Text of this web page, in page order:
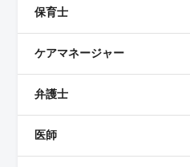
保育士
ケアマネージャー
弁護士
医師